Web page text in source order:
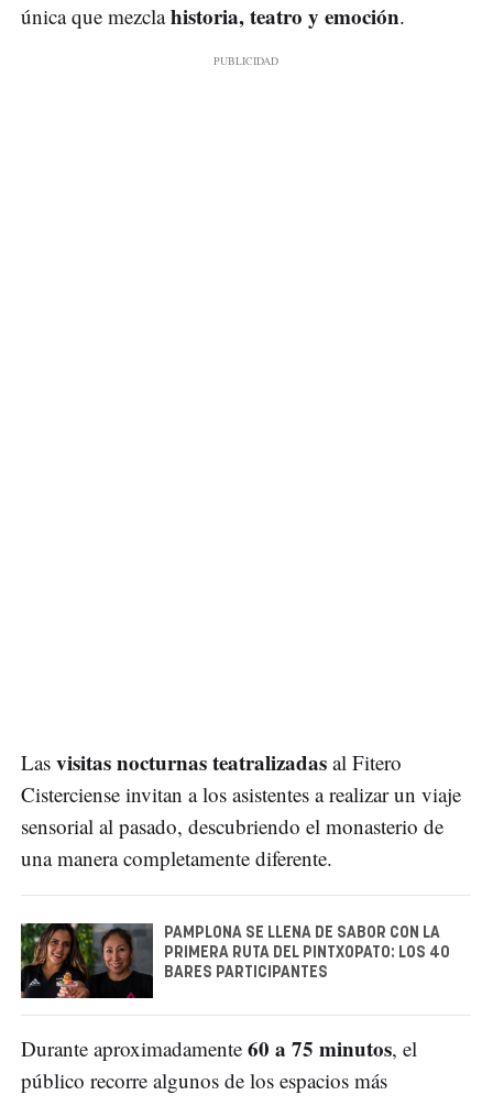
única que mezclahistoria, teatro y emoción.
Las visitas nocturnas teatralizadas al Fitero
Cisterciense invitan a los asistentes a realizar un viaje
sensorial al pasado, descubriendo el monasterio de
una manera completamente diferente.
PAMPLONA SE LLENA DE SABOR CON LA
PRIMERA RUTA DEL PINTXOPATO: LOS 40
BARES PARTICIPANTES
Durante aproximadamente 60 a 75 minutos, el
público recorre algunos de los espacios más